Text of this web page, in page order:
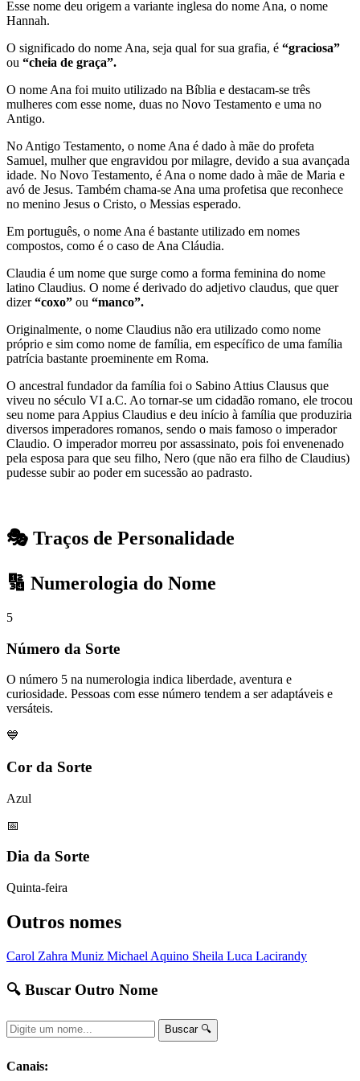
Esse nome deu origem a variante inglesa do nome Ana, o nome
Hannah.
O significado do nome Ana, seja qual for sua grafia, é “graciosa”
ou “cheia de graça”.
O nome Ana foi muito utilizado na Bíblia e destacam-se três
mulheres com esse nome, duas no Novo Testamento e uma no
Antigo.
No Antigo Testamento, o nome Ana é dado à mãe do profeta
Samuel, mulher que engravidou por milagre, devido a sua avançada
idade. No Novo Testamento, é Ana o nome dado à mãe de Maria e
avó de Jesus. Também chama-se Ana uma profetisa que reconhece
no menino Jesus o Cristo, o Messias esperado.
Em português, o nome Ana é bastante utilizado em nomes
compostos, como é o caso de Ana Cláudia.
Claudia é um nome que surge como a forma feminina do nome
latino Claudius. O nome é derivado do adjetivo claudus, que quer
dizer“coxo” ou “manco”.
Originalmente, o nome Claudius não era utilizado como nome
próprio e sim como nome de família, em específico de uma família
patrícia bastante proeminente em Roma.
O ancestral fundador da família foi o Sabino Attius Clausus que
viveu no século VI a.C. Ao tornar-se um cidadão romano, ele trocou
seu nome para Appius Claudius e deu início à família que produziria
diversos imperadores romanos, sendo o mais famoso o imperador
Claudio. O imperador morreu por assassinato, pois foi envenenado
pela esposa para que seu filho, Nero (que não era filho de Claudius)
pudesse subir ao poder em sucessão ao padrasto.
🎭 Traços de Personalidade
🔢 Numerologia do Nome
5
Número da Sorte
O número 5 na numerologia indica liberdade, aventura e
curiosidade. Pessoas com esse número tendem a ser adaptáveis e
versáteis.
💙
Cor da Sorte
Azul
📅
Dia da Sorte
Quinta-feira
Outros nomes
Carol Zahra Muniz Michael Aquino Sheila Luca Lacirandy
🔍 Buscar Outro Nome
Buscar 🔍
Canais: